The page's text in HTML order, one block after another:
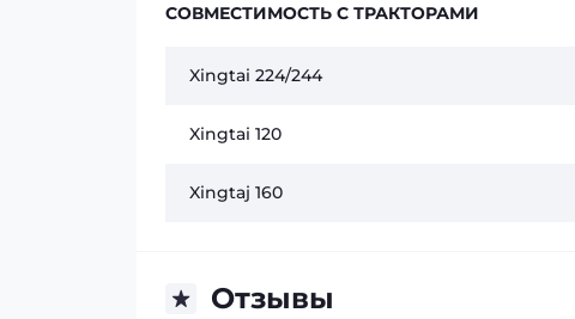
СОВМЕСТИМОСТЬ С ТРАКТОРАМИ
Xingtai 224/244
Xingtai 120
Xingtaj 160
Отзывы